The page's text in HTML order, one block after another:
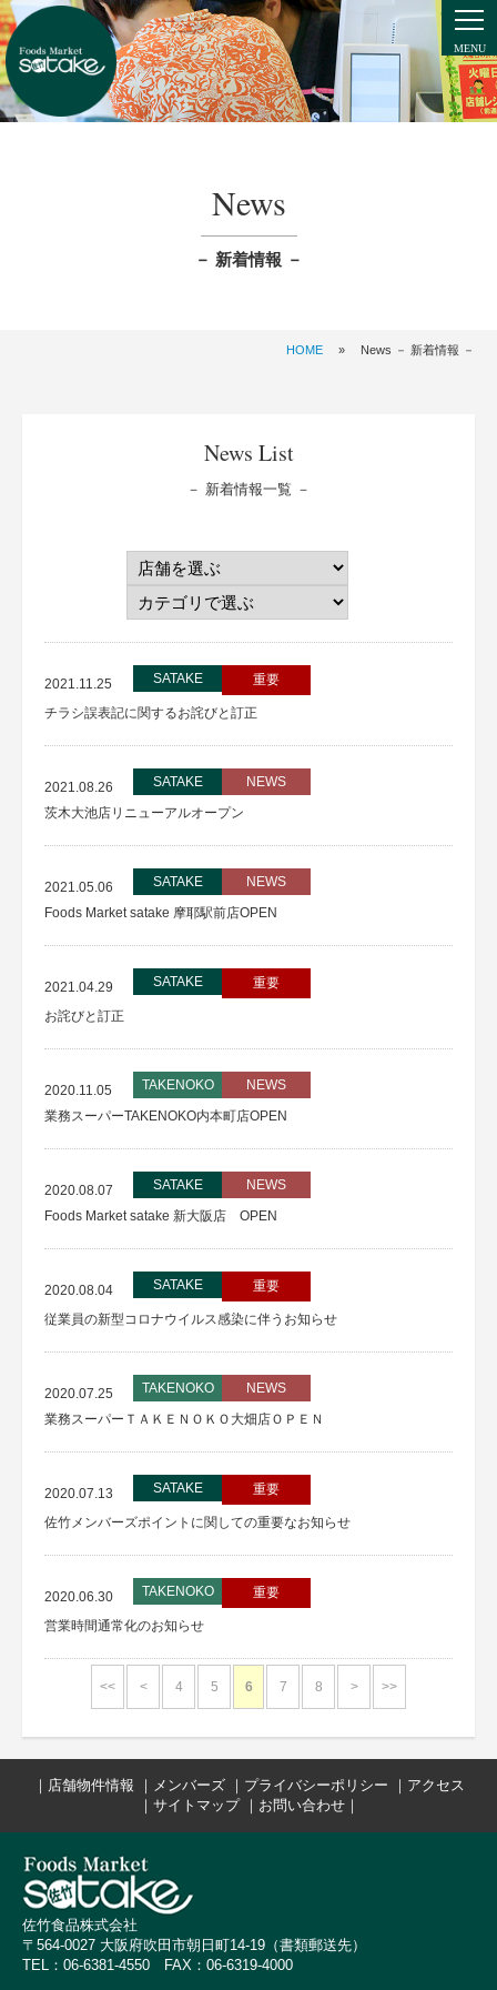
News
－ 新着情報 －
HOME » News － 新着情報 －
News List
－ 新着情報一覧 －
2021.11.25 SATAKE 重要
チラシ誤表記に関するお詫びと訂正
2021.08.26 SATAKE
NEWS
茨木大池店リニューアルオープン
2021.05.06 SATAKE
NEWS
Foods Market satake 摩耶駅前店OPEN
2021.04.29 SATAKE 重要
お詫びと訂正
2020.11.05 TAKENOKO
NEWS
業務スーパーTAKENOKO内本町店OPEN
2020.08.07 SATAKE
NEWS
Foods Market satake 新大阪店 OPEN
2020.08.04 SATAKE 重要
従業員の新型コロナウイルス感染に伴うお知らせ
2020.07.25 TAKENOKO
NEWS
業務スーパーＴＡＫＥＮＯＫＯ大畑店ＯＰＥＮ
2020.07.13 SATAKE 重要
佐竹メンバーズポイントに関しての重要なお知らせ
2020.06.30 TAKENOKO 重要
営業時間通常化のお知らせ
<< < 4 5 6 7 8 > >>
｜ 店舗物件情報 ｜ メンバーズ ｜ プライバシーポリシー ｜ アクセス
｜ サイトマップ ｜ お問い合わせ｜
佐竹食品株式会社
〒564-0027 大阪府吹田市朝日町14-19（書類郵送先）
TEL：06-6381-4550 FAX：06-6319-4000